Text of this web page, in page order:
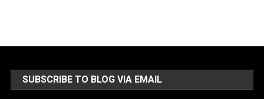
SUBSCRIBE TO BLOG VIA EMAIL